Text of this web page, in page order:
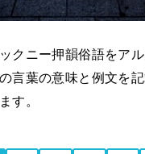
クニー押韻俗語をア
言葉の意味と例文を
す。